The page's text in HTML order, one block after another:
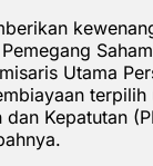
Utama
dan Kepatutan